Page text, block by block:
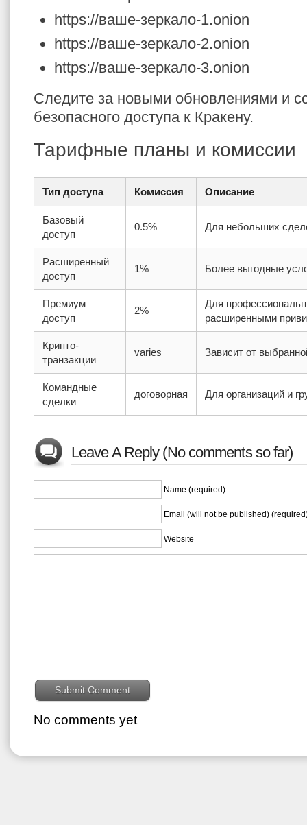
https://ваше-зеркало-1.onion
https://ваше-зеркало-2.onion
https://ваше-зеркало-3.onion
Следите за новыми обновлениями и
безопасного доступа к Кракену.
Тарифные планы и комиссии
Тип доступа Комиссия Описание
Базовый
доступ
0.5% Для небольших
Расширенный
доступ
1% Более выгодные
Премиум
доступ
2%
Для
расширенными
Крипто-
транзакции
varies Зависит от
Командные
сделки
договорная Для организаций и
Leave A Reply (No comments so far)
Name (required)
Email (will not be published)
Website
No comments yet